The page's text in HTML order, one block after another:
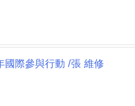
國際參與行動 /張 維修